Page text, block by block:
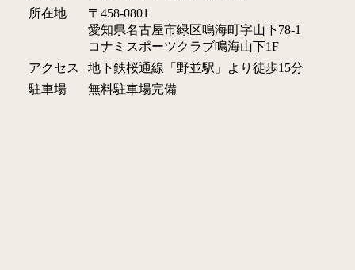
所在地
〒458-0801
愛知県名古屋市緑区鳴海町字山下78-1
コナミスポーツクラブ鳴海山下1F
アクセス
地下鉄桜通線「野並駅」より徒歩15分
駐車場
無料駐車場完備